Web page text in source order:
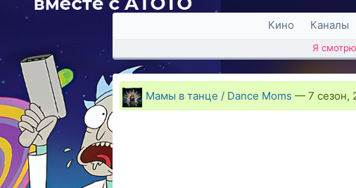
Кино Каналы
Я смотрю
Мамы в танце / Dance Moms — 7 сезон,